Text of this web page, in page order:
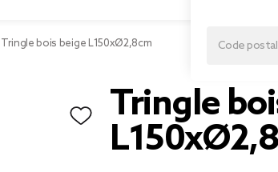
Tringle bois beige L150xØ2,8cm
Tringle